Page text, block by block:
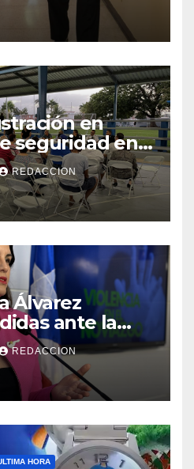
en
seguridad en
REDACCION
Álvarez
ante la
noviazgo
REDACCION
HORA